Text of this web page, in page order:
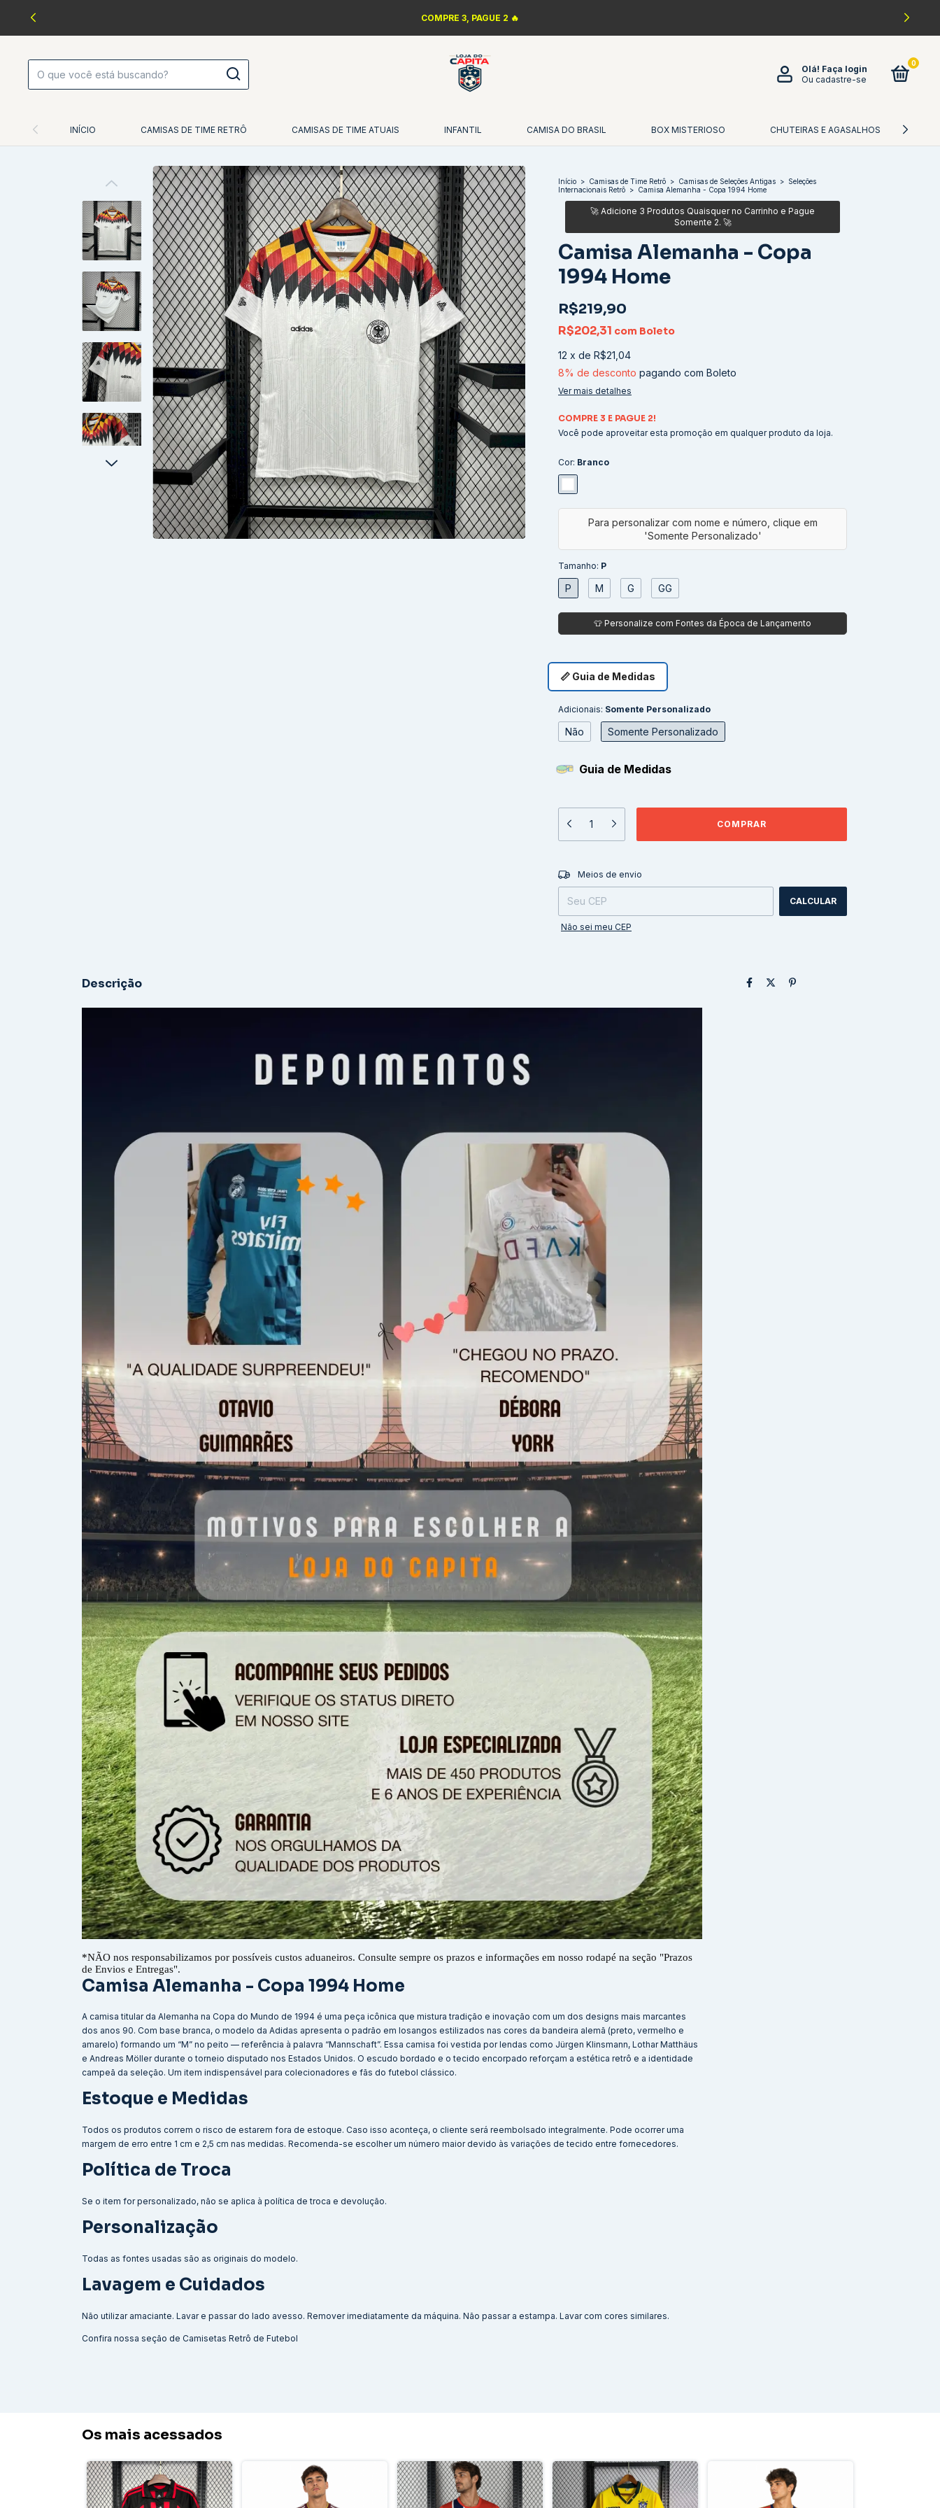
COMPRE 3, PAGUE 2 🔥
Olá! Faça login
Ou cadastre-se
0
INÍCIO CAMISAS DE TIME RETRÔ CAMISAS DE TIME ATUAIS INFANTIL CAMISA DO BRASIL BOX MISTERIOSO CHUTEIRAS E AGASALHOS
Início > Camisas de Time Retrô > Camisas de Seleções Antigas > Seleções
Internacionais Retrô > Camisa Alemanha - Copa 1994 Home
Camisa Alemanha - Copa
1994 Home
R$219,90
R$202,31 com Boleto
12 x de R$21,04
8% de desconto pagando com Boleto
Ver mais detalhes
COMPRE 3 E PAGUE 2!
Você pode aproveitar esta promoção em qualquer produto da loja.
Cor: Branco
Tamanho: P
P M G GG
📏 Guia de Medidas
Adicionais: Somente Personalizado
Não Somente Personalizado
Guia de Medidas
Entregas para o CEP:
Meios de envio
CALCULAR
Não sei meu CEP
Descrição
*NÃO nos responsabilizamos por possíveis custos aduaneiros. Consulte sempre os prazos e informações em nosso rodapé na seção "Prazos
de Envios e Entregas".
Camisa Alemanha - Copa 1994 Home
A camisa titular da Alemanha na Copa do Mundo de 1994 é uma peça icônica que mistura tradição e inovação com um dos designs mais marcantes
dos anos 90. Com base branca, o modelo da Adidas apresenta o padrão em losangos estilizados nas cores da bandeira alemã (preto, vermelho e
amarelo) formando um “M” no peito — referência à palavra “Mannschaft”. Essa camisa foi vestida por lendas como Jürgen Klinsmann, Lothar Matthäus
e Andreas Möller durante o torneio disputado nos Estados Unidos. O escudo bordado e o tecido encorpado reforçam a estética retrô e a identidade
campeã da seleção. Um item indispensável para colecionadores e fãs do futebol clássico.
Estoque e Medidas
Todos os produtos correm o risco de estarem fora de estoque. Caso isso aconteça, o cliente será reembolsado integralmente. Pode ocorrer uma
margem de erro entre 1 cm e 2,5 cm nas medidas. Recomenda-se escolher um número maior devido às variações de tecido entre fornecedores.
Política de Troca
Se o item for personalizado, não se aplica à política de troca e devolução.
Personalização
Todas as fontes usadas são as originais do modelo.
Lavagem e Cuidados
Não utilizar amaciante. Lavar e passar do lado avesso. Remover imediatamente da máquina. Não passar a estampa. Lavar com cores similares.
Confira nossa seção de Camisetas Retrô de Futebol
Os mais acessados